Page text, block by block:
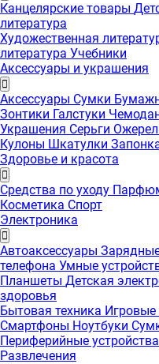
Канцелярские товары
литература
Художественная
литература Учебники
Аксессуары и украшения
Аксессуары Сумки
Зонтики Галстуки
Украшения Серьги
Кулоны Шкатулки
Здоровье и красота
Средства по уходу
Косметика Спорт
Электроника
Автоаксессуары
телефона Умные
Планшеты Детская
здоровья
Бытовая техника Игровые
Смартфоны Ноутбуки
Периферийные устройства
Развлечения